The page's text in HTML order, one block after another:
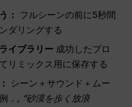
：
フルシーンの前に5秒間
ダリングする
イブラリー 成功したプロ
リミックス用に保存する
シーン＋サウンド＋ムー
．, “砂漠を歩く放浪